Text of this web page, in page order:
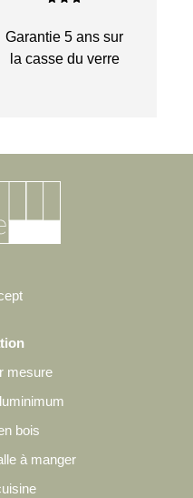
Garantie 5 ans sur
la casse du verre
mesure
bois
à manger